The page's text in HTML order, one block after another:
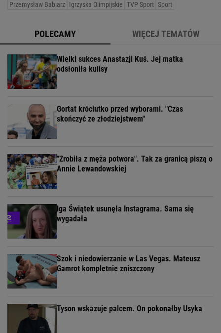
Przemysław Babiarz Igrzyska Olimpijskie TVP Sport Sport
POLECAMY WIĘCEJ TEMATÓW
Wielki sukces Anastazji Kuś. Jej matka
odsłoniła kulisy
Gortat króciutko przed wyborami. "Czas
skończyć ze złodziejstwem"
"Zrobiła z męża potwora". Tak za granicą piszą o
Annie Lewandowskiej
Iga Świątek usunęła Instagrama. Sama się
wygadała
Szok i niedowierzanie w Las Vegas. Mateusz
Gamrot kompletnie zniszczony
Tyson wskazuje palcem. On pokonałby Usyka